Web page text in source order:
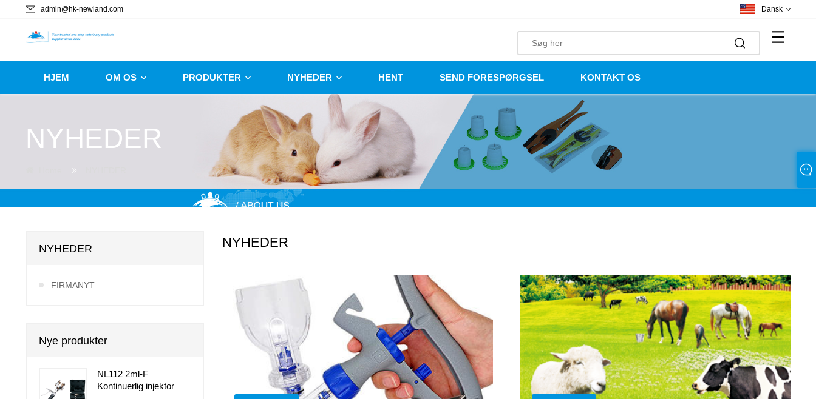
admin@hk-newland.com Dansk
HJEM OM OS PRODUKTER NYHEDER HENT SEND FORESPØRGSEL KONTAKT OS
NYHEDER
NYHEDER
FIRMANYT
Nye produkter
NL112 2ml-F
Kontinuerlig injektor
NYHEDER